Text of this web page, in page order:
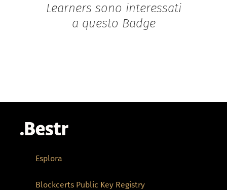
Learners sono interessati
a questo Badge
Esplora
Blockcerts Public Key Registry